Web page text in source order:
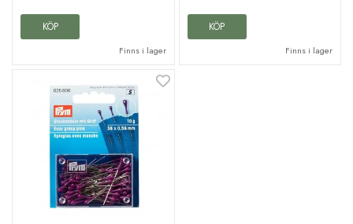
KÖP
Finns i lager
KÖP
Finns i lager